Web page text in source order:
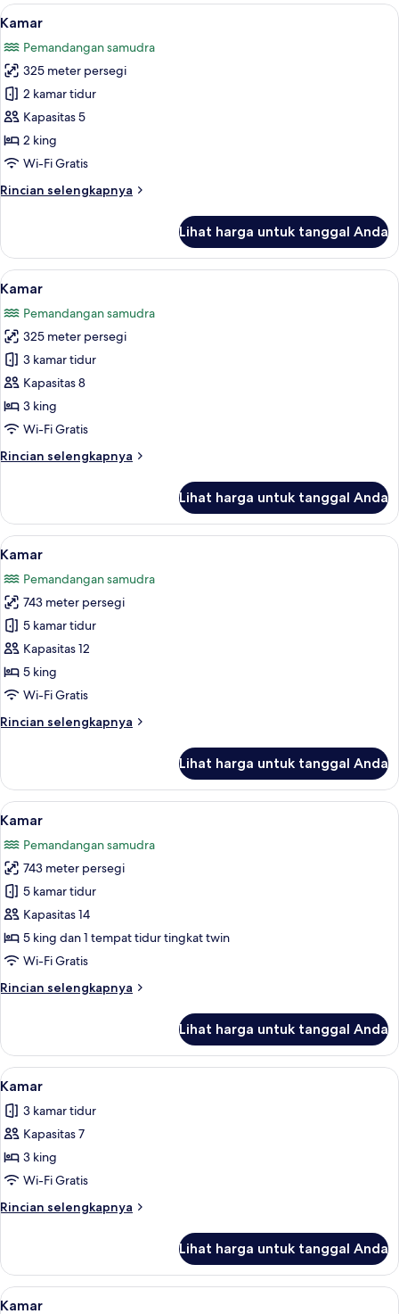
Lihat
semua
foto
untuk
Kamar
Seprai katun Mesir, brankas, meja
19
Kamar
Pemandangan samudra
325 meter persegi
2 kamar tidur
Kapasitas 5
2 king
Wi-Fi Gratis
Rincian selengkapnya
Rincian
Kamar
Lihat harga untuk tanggal Anda
Lihat
semua
foto
untuk
Kamar
Seprai katun Mesir, brankas, meja
19
Kamar
Pemandangan samudra
325 meter persegi
3 kamar tidur
Kapasitas 8
3 king
Wi-Fi Gratis
Rincian selengkapnya
Rincian
Kamar
Lihat harga untuk tanggal Anda
Lihat
semua
foto
untuk
Kamar
21
Kamar
Pemandangan samudra
743 meter persegi
5 kamar tidur
Kapasitas 12
5 king
Wi-Fi Gratis
Rincian selengkapnya
Rincian
Kamar
Lihat harga untuk tanggal Anda
Lihat
semua
foto
untuk
Kamar
Seprai katun Mesir, brankas, meja
18
Kamar
Pemandangan samudra
743 meter persegi
5 kamar tidur
Kapasitas 14
5 king dan 1 tempat tidur tingkat twin
Wi-Fi Gratis
Rincian selengkapnya
Rincian
Kamar
Lihat harga untuk tanggal Anda
Lihat
semua
foto
untuk
Kamar
Seprai katun Mesir, brankas, meja
1
Kamar
3 kamar tidur
Kapasitas 7
3 king
Wi-Fi Gratis
Rincian selengkapnya
Rincian
Kamar
Lihat harga untuk tanggal Anda
Lihat
Lemari es besar, microwave,
1
Kamar